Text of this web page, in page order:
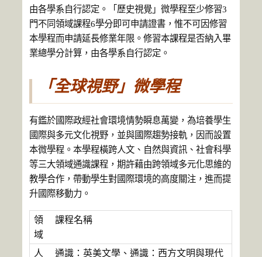
由各學系自行認定。「歷史視覺」微學程至少修習3
門不同領域課程6學分即可申請證書，惟不可因修習
本學程而申請延長修業年限。修習本課程是否納入畢
業總學分計算，由各學系自行認定。
「全球視野」微學程
有鑑於國際政經社會環境情勢瞬息萬變，為培養學生
國際與多元文化視野，並與國際趨勢接軌，因而設置
本微學程。本學程橫跨人文、自然與資訊、社會科學
等三大領域通識課程，期許藉由跨領域多元化思維的
教學合作，帶動學生對國際環境的高度關注，進而提
升國際移動力。
領
域
課程名稱
人
通識：英美文學、通識：西方文明與現代